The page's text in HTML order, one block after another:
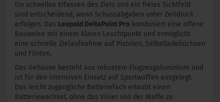
Ein schnelles Erfassen des Ziels und ein freies Sichtfeld
sind entscheidend, wenn Schussabgaben unter Zeitdruck
erfolgen. Das Leupold DeltaPoint Pro kombiniert eine offene
Bauweise mit einem klaren Leuchtpunkt und ermöglicht
eine schnelle Zielaufnahme auf Pistolen, Selbstladebüchsen
und Flinten.
Das Gehäuse besteht aus robustem Flugzeugaluminium und
ist für den intensiven Einsatz auf Sportwaffen ausgelegt.
Das leicht zugängliche Batteriefach erlaubt einen
Batteriewechsel, ohne das Visier von der Waffe zu